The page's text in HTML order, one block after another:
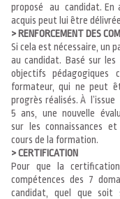
proposé au candidat. En
acquis peut lui être
> RENFORCEMENT DES
Si cela est nécessaire, un
au candidat. Basé sur
objectifs pédagogiques
formateur, qui ne peut
progrès réalisés. À
5 ans, une nouvelle
sur les connaissances
cours de la formation.
> CERTIFICATION
Pour que la
compétences des 7
candidat, quel que soit